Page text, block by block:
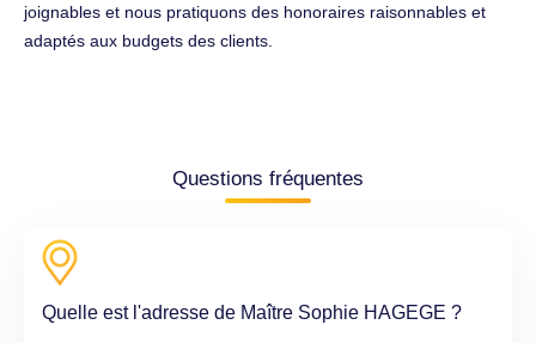
joignables et nous pratiquons des honoraires raisonnables et
adaptés aux budgets des clients.
Questions fréquentes
Quelle est l'adresse de Maître Sophie HAGEGE ?